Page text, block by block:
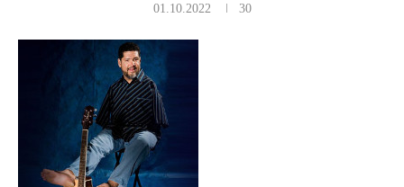
01.10.2022 30